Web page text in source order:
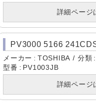
詳細ページ
PV3000 5166
メーカー TOSHIBA 分類
型番
PV1003JB
詳細ページ